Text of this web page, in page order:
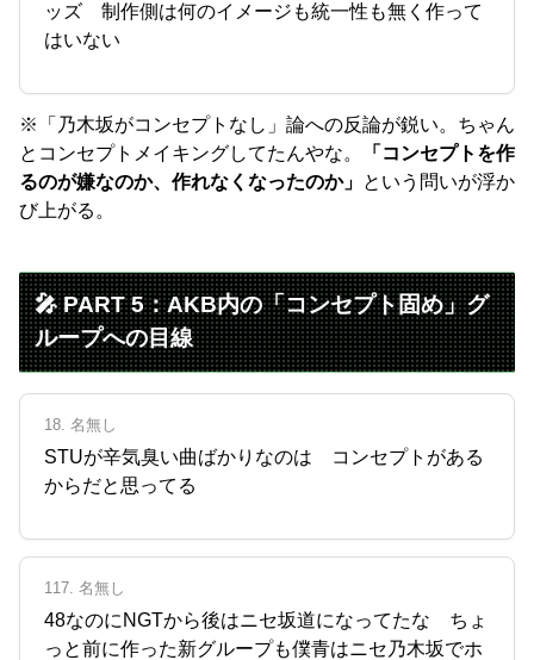
ッズ 制作側は何のイメージも統一性も無く作って
はいない
※「乃木坂がコンセプトなし」論への反論が鋭い。ちゃん
とコンセプトメイキングしてたんやな。
「コンセプトを作
るのが嫌なのか、作れなくなったのか」 という問いが浮か
び上がる。
🎤 PART 5：AKB内の「コンセプト固め」グ
ループへの目線
18. 名無し
STUが辛気臭い曲ばかりなのは コンセプトがある
からだと思ってる
117. 名無し
48なのにNGTから後はニセ坂道になってたな ちょ
っと前に作った新グループも僕青はニセ乃木坂でホ